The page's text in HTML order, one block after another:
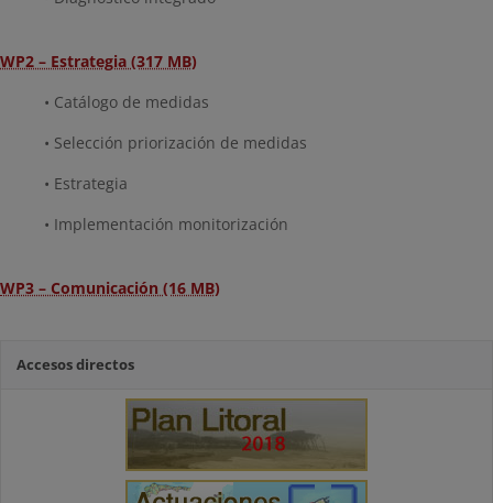
WP2 – Estrategia (317 MB)
• Catálogo de medidas
• Selección priorización de medidas
• Estrategia
• Implementación monitorización
WP3 – Comunicación (16 MB)
Accesos directos